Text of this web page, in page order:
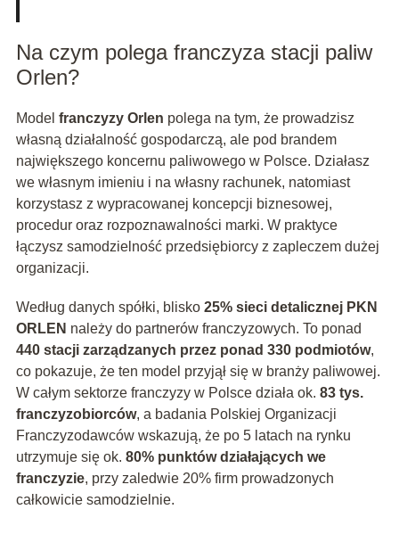
Na czym polega franczyza stacji paliw
Orlen?
Model franczyzy Orlen polega na tym, że prowadzisz
własną działalność gospodarczą, ale pod brandem
największego koncernu paliwowego w Polsce. Działasz
we własnym imieniu i na własny rachunek, natomiast
korzystasz z wypracowanej koncepcji biznesowej,
procedur oraz rozpoznawalności marki. W praktyce
łączysz samodzielność przedsiębiorcy z zapleczem dużej
organizacji.
Według danych spółki, blisko 25% sieci detalicznej PKN
ORLEN należy do partnerów franczyzowych. To ponad
440 stacji zarządzanych przez ponad 330 podmiotów,
co pokazuje, że ten model przyjął się w branży paliwowej.
W całym sektorze franczyzy w Polsce działa ok. 83 tys.
franczyzobiorców, a badania Polskiej Organizacji
Franczyzodawców wskazują, że po 5 latach na rynku
utrzymuje się ok. 80% punktów działających we
franczyzie, przy zaledwie 20% firm prowadzonych
całkowicie samodzielnie.